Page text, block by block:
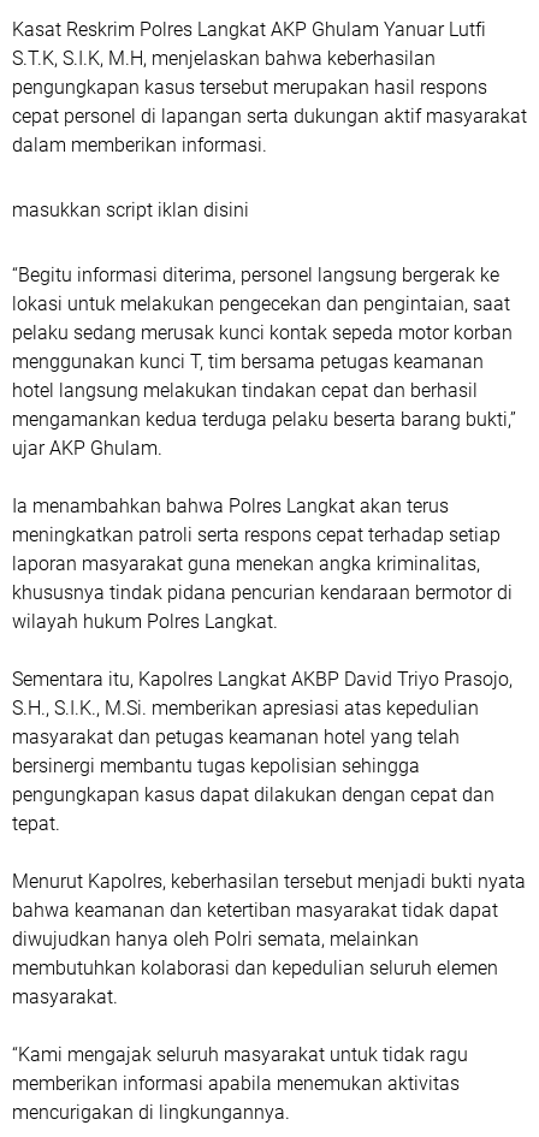
Kasat Reskrim Polres Langkat AKP Ghulam Yanuar Lutfi
S.T.K, S.I.K, M.H, menjelaskan bahwa keberhasilan
pengungkapan kasus tersebut merupakan hasil respons
cepat personel di lapangan serta dukungan aktif masyarakat
dalam memberikan informasi.
masukkan script iklan disini
“Begitu informasi diterima, personel langsung bergerak ke
lokasi untuk melakukan pengecekan dan pengintaian, saat
pelaku sedang merusak kunci kontak sepeda motor korban
menggunakan kunci T, tim bersama petugas keamanan
hotel langsung melakukan tindakan cepat dan berhasil
mengamankan kedua terduga pelaku beserta barang bukti,”
ujar AKP Ghulam.
Ia menambahkan bahwa Polres Langkat akan terus
meningkatkan patroli serta respons cepat terhadap setiap
laporan masyarakat guna menekan angka kriminalitas,
khususnya tindak pidana pencurian kendaraan bermotor di
wilayah hukum Polres Langkat.
Sementara itu, Kapolres Langkat AKBP David Triyo Prasojo,
S.H., S.I.K., M.Si. memberikan apresiasi atas kepedulian
masyarakat dan petugas keamanan hotel yang telah
bersinergi membantu tugas kepolisian sehingga
pengungkapan kasus dapat dilakukan dengan cepat dan
tepat.
Menurut Kapolres, keberhasilan tersebut menjadi bukti nyata
bahwa keamanan dan ketertiban masyarakat tidak dapat
diwujudkan hanya oleh Polri semata, melainkan
membutuhkan kolaborasi dan kepedulian seluruh elemen
masyarakat.
“Kami mengajak seluruh masyarakat untuk tidak ragu
memberikan informasi apabila menemukan aktivitas
mencurigakan di lingkungannya.